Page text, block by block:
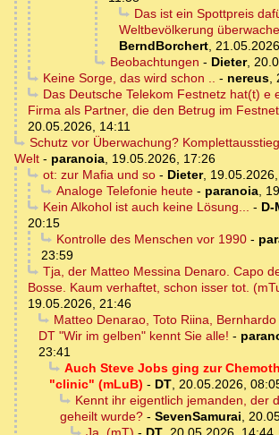
Das ist ein Spottpreis
Weltbevölkerung
BerndBorchert,
Beobachtungen - Dieter,
Keine Sorge, das wird schon .. - nereus,
Das Deutsche Telekom Festnetz hat(t) e
Firma als Partner, die den Betrug im
20.05.2026, 14:11
Schutz vor Überwachung?
Welt - paranoia, 19.05.2026, 17:26
ot: zur Mafia und so- Dieter,
Analoge Telefonie heute- paranoia,
Kein Alkohol ist auch keine Lösung... - D-
20:15
Kontrolle des Menschen vor 1990-
23:59
Tja, der Matteo Messina Denaro. Capo
Bosse. Kaum verhaftet, schon isser tot.
19.05.2026, 21:46
Matteo Denarao, Toto Riina,
DT "Wir im gelben" kennt Sie alle! -
23:41
Auch Steve Jobs ging zur
"clinic" (mLuB) - DT, 20.05.2026,
Kennt ihr eigentlich jemanden, der
geheilt wurde? - SevenSamurai,